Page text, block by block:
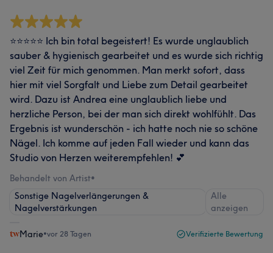
⭐⭐⭐⭐⭐ Ich bin total begeistert! Es wurde unglaublich
sauber & hygienisch gearbeitet und es wurde sich richtig
viel Zeit für mich genommen. Man merkt sofort, dass
hier mit viel Sorgfalt und Liebe zum Detail gearbeitet
wird. Dazu ist Andrea eine unglaublich liebe und
herzliche Person, bei der man sich direkt wohlfühlt. Das
Ergebnis ist wunderschön - ich hatte noch nie so schöne
Nägel. Ich komme auf jeden Fall wieder und kann das
Studio von Herzen weiterempfehlen! 💕
Behandelt von Artist•
Sonstige Nagelverlängerungen &
Nagelverstärkungen
Alle
anzeigen
Marie•vor 28 Tagen Verifizierte Bewertung